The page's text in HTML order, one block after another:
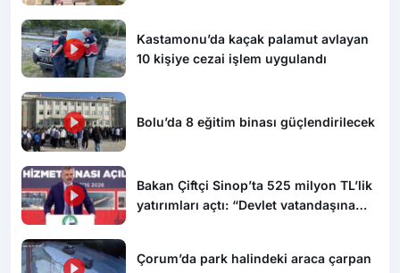
Kastamonu’da kaçak palamut avlayan
10 kişiye cezai işlem uygulandı
Bolu’da 8 eğitim binası güçlendirilecek
Bakan Çiftçi Sinop’ta 525 milyon TL’lik
yatırımları açtı: “Devlet vatandaşına
Çorum’da park halindeki araca çarpan